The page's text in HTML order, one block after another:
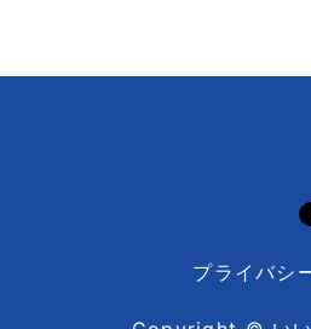
プライバシ